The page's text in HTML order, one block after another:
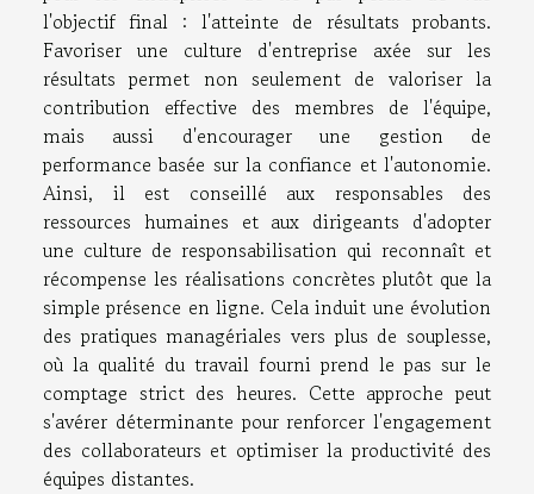
l'objectif final : l'atteinte de résultats probants.
Favoriser une culture d'entreprise axée sur les
résultats permet non seulement de valoriser la
contribution effective des membres de l'équipe,
mais aussi d'encourager une gestion de
performance basée sur la confiance et l'autonomie.
Ainsi, il est conseillé aux responsables des
ressources humaines et aux dirigeants d'adopter
une culture de responsabilisation qui reconnaît et
récompense les réalisations concrètes plutôt que la
simple présence en ligne. Cela induit une évolution
des pratiques managériales vers plus de souplesse,
où la qualité du travail fourni prend le pas sur le
comptage strict des heures. Cette approche peut
s'avérer déterminante pour renforcer l'engagement
des collaborateurs et optimiser la productivité des
équipes distantes.